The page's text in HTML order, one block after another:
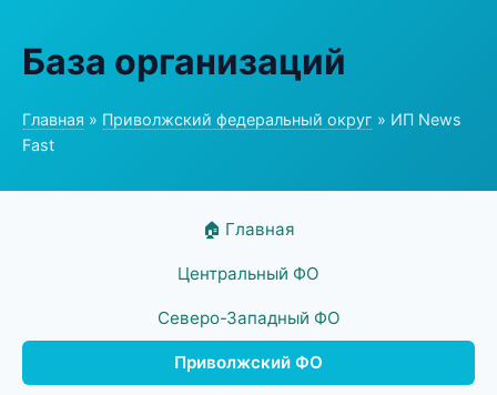
База организаций
Главная » Приволжский федеральный округ » ИП News
Fast
🏠 Главная
Центральный ФО
Северо-Западный ФО
Приволжский ФО